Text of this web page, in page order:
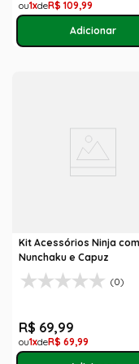
1 R$ 109,99
Kit Acessórios Ninja com
Nunchaku e Capuz
(0)
R$ 69,99
1 R$ 69,99